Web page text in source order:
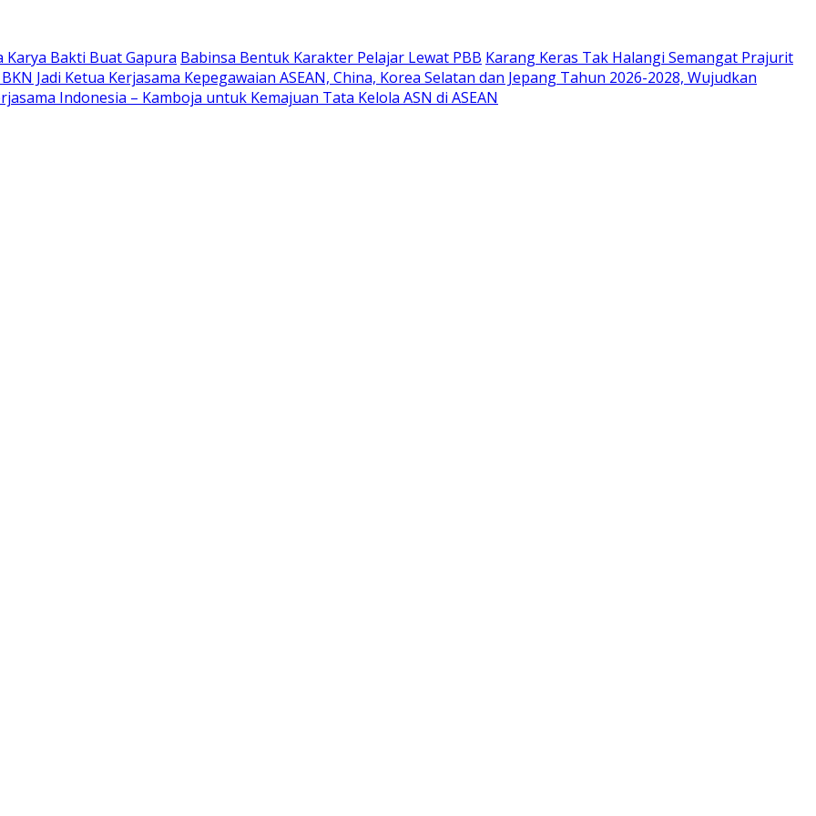
Karya Bakti Buat Gapura Babinsa Bentuk Karakter Pelajar Lewat PBB Karang Keras Tak Halangi Semangat Prajurit
Jadi Ketua Kerjasama Kepegawaian ASEAN, China, Korea Selatan dan Jepang Tahun 2026-2028, Wujudkan
Indonesia – Kamboja untuk Kemajuan Tata Kelola ASN di ASEAN